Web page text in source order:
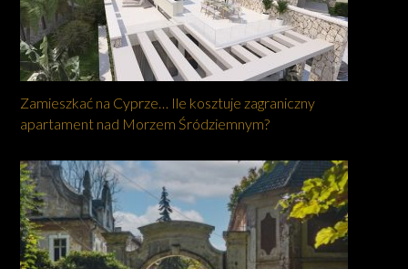
Zamieszkać na Cyprze… Ile kosztuje zagraniczny
apartament nad Morzem Śródziemnym?